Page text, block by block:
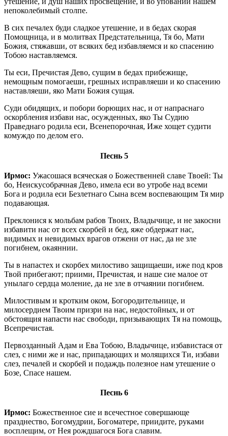
непоколебимый столпе.
В сих печалех буди сладкое утешение, и в бедах скорая
Помощница, и в молитвах Предстательница, Тя бо, Мати
Божия, стяжавши, от всяких бед избавляемся и ко спасению
Тобою наставляемся.
Ты еси, Пречистая Дево, сущим в бедах прибежище,
немощным помогаеши, грешных исправляеши и ко спасению
наставляеши, яко Мати Божия сущая.
Суди обидящих, и побори борющих нас, и от напраснаго
оскорбления избави нас, осужденных, яко Ты Судию
Праведнаго родила еси, Всенепорочная, Иже хощет судити
комуждо по делом его.
Песнь 5
Ирмос: Ужасошася всяческая о Божественней славе Твоей: Ты
бо, Неискусобрачная Дево, имела еси во утробе над всеми
Бога и родила еси Безлетнаго Сына всем воспевающим Тя мир
подавающая.
Преклонися к мольбам рабов Твоих, Владычице, и не закосни
избавити нас от всех скорбей и бед, яже обдержат нас,
видимых и невидимых врагов отжени от нас, да не зле
погибнем, окаяннии.
Ты в напастех и скорбех милостиво защищаеши, иже под кров
Твой прибегают; приими, Пречистая, и наше сие малое от
унылаго сердца моление, да не зле в отчаянии погибнем.
Милостивым и кротким оком, Богородительнице, и
милосердием Твоим призри на нас, недостойных, и от
обстоящия напасти нас свободи, призывающих Тя на помощь,
Всепречистая.
Первозданный Адам и Ева Тобою, Владычице, избавистася от
слез, с ними же и нас, припадающих и молящихся Ти, избави
слез, печалей и скорбей и подаждь полезное нам утешение о
Бозе, Спасе нашем.
Песнь 6
Ирмос: Божественное сие и всечестное совершающе
празднество, Богомудрии, Богоматере, приидите, руками
восплещим, от Нея рождшагося Бога славим.